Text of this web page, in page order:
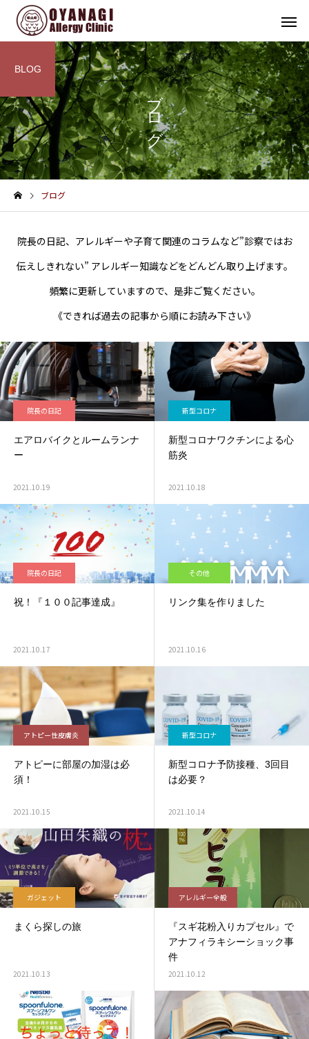
その他
子宮頸がん予防接種（HPV
インフォメーション
4周年！
ブログ
BLOG
ブログ
院長の日記、アレルギーや子育て関連のコラムなど”診察ではお
伝えしきれない” アレルギー知識などをどんどん取り上げます。
頻繁に更新していますので、是非ご覧ください。
《できれば過去の記事から順にお読み下さい》
院長の日記
エアロバイクとルームランナ
ー
2021.10.19
新型コロナ
新型コロナワクチンによる心
筋炎
2021.10.18
院長の日記
祝！『１００記事達成』
2021.10.17
その他
リンク集を作りました
2021.10.16
アトピー性皮膚炎
アトピーに部屋の加湿は必
須！
2021.10.15
新型コロナ
新型コロナ予防接種、3回目
は必要？
2021.10.14
ガジェット
まくら探しの旅
2021.10.13
アレルギー全般
『スギ花粉入りカプセル』で
アナフィラキシーショック事
件
2021.10.12